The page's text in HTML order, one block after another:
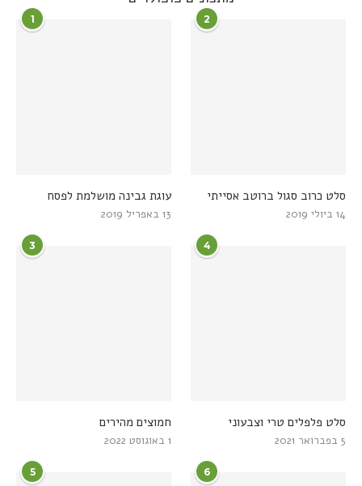
1
עוגת גבינה מושלמת לפסח
13 באפריל 2019
2
סלט כרוב סגול ברוטב אסייתי
14 ביולי 2019
3
חמוצים מהירים
1 באוגוסט 2022
4
סלט פלפלים טרי וצבעוני
5 בפברואר 2021
5 6